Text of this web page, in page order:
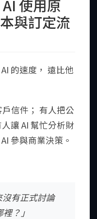
使用原
與訂定流
的速度， 遠比他
信件； 有人把公
讓 AI 幫忙分析財
參與商業決策。
有正式討論
？」